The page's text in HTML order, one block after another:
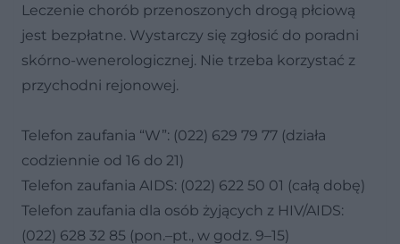
Leczenie chorób przenoszonych drogą płciową
jest bezpłatne. Wystarczy się zgłosić do poradni
skórno-wenerologicznej. Nie trzeba korzystać z
przychodni rejonowej.
Telefon zaufania “W”: (022) 629 79 77 (działa
codziennie od 16 do 21)
Telefon zaufania AIDS: (022) 622 50 01 (całą dobę)
Telefon zaufania dla osób żyjących z HIV/AIDS:
(022) 628 32 85 (pon.–pt., w godz. 9–15)